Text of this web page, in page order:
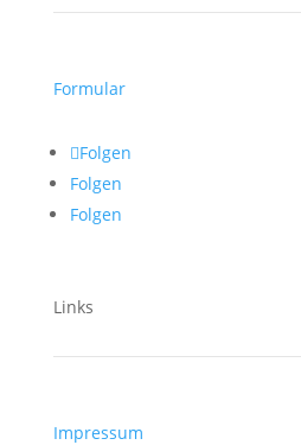
Formular
Folgen
Folgen
Folgen
Links
Impressum